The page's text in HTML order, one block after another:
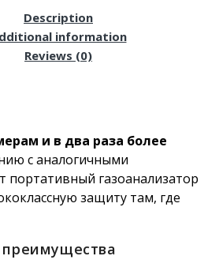
Description
information
Reviews (0)
и в два раза более
с аналогичными
портативный газоанализатор
защиту там, где